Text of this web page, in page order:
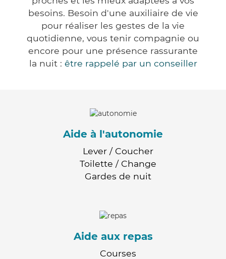
besoins. Besoin d'une auxiliaire de vie
pour réaliser les gestes de la vie
quotidienne, vous tenir compagnie ou
encore pour une présence rassurante
la nuit : être rappelé par un conseiller
Aide à l'autonomie
Lever / Coucher
Toilette / Change
Gardes de nuit
Aide aux repas
Courses